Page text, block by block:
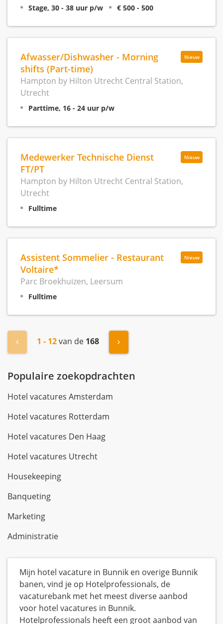
Stage, 30 - 38 uur p/w € 500 - 500
Nieuw
Afwasser/Dishwasher - Morning
shifts (Part-time)
Hampton by Hilton Utrecht Central Station,
Utrecht
Parttime, 16 - 24 uur p/w
Nieuw
Medewerker Technische Dienst
FT/PT
Hampton by Hilton Utrecht Central Station,
Utrecht
Fulltime
Nieuw
Assistent Sommelier - Restaurant
Voltaire*
Parc Broekhuizen, Leersum
Fulltime
« Vorige1 - 12van de 168 Volgende »
Populaire zoekopdrachten
Hotel vacatures Amsterdam
Hotel vacatures Rotterdam
Hotel vacatures Den Haag
Hotel vacatures Utrecht
Housekeeping
Banqueting
Marketing
Administratie
Mijn hotel vacature in Bunnik en overige Bunnik
banen, vind je op Hotelprofessionals, de
vacaturebank met het meest diverse aanbod
voor hotel vacatures in Bunnik.
Hotelprofessionals heeft een groot aanbod van